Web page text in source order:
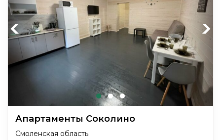
Previous Next
Апартаменты Соколино
Смоленская область